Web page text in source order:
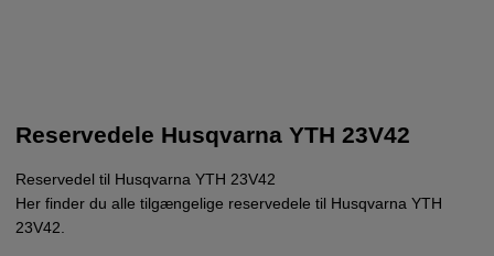
Reservedele Husqvarna YTH 23V42
Reservedel til Husqvarna YTH 23V42
Her finder du alle tilgængelige reservedele til Husqvarna YTH
23V42.